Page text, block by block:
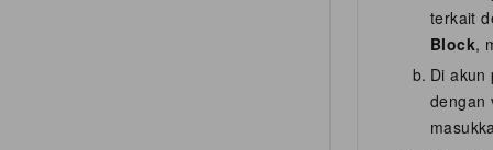
terkait
Block,
Di akun
dengan